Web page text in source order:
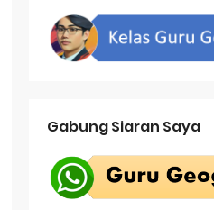
Gabung Siaran Saya